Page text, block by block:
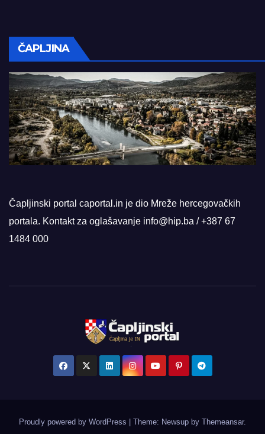
ČAPLJINA
Čapljinski portal caportal.in je dio Mreže hercegovačkih
portala. Kontakt za oglašavanje info@hip.ba / +387 67
1484 000
Proudly powered by WordPress | Theme: Newsup by Themeansar.